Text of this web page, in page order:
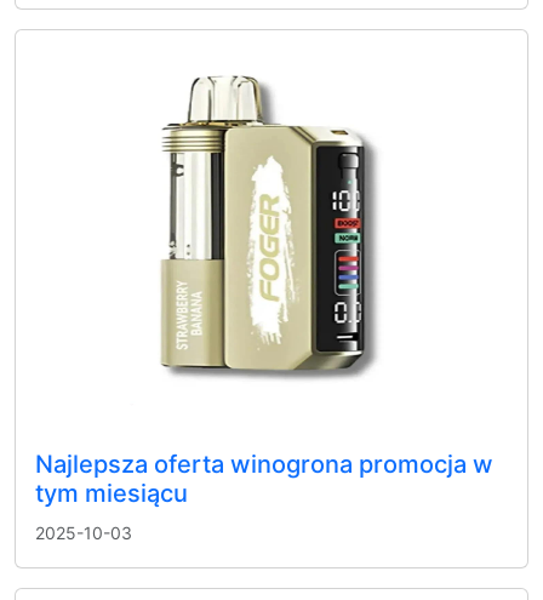
Najlepsza oferta winogrona promocja w
tym miesiącu
2025-10-03